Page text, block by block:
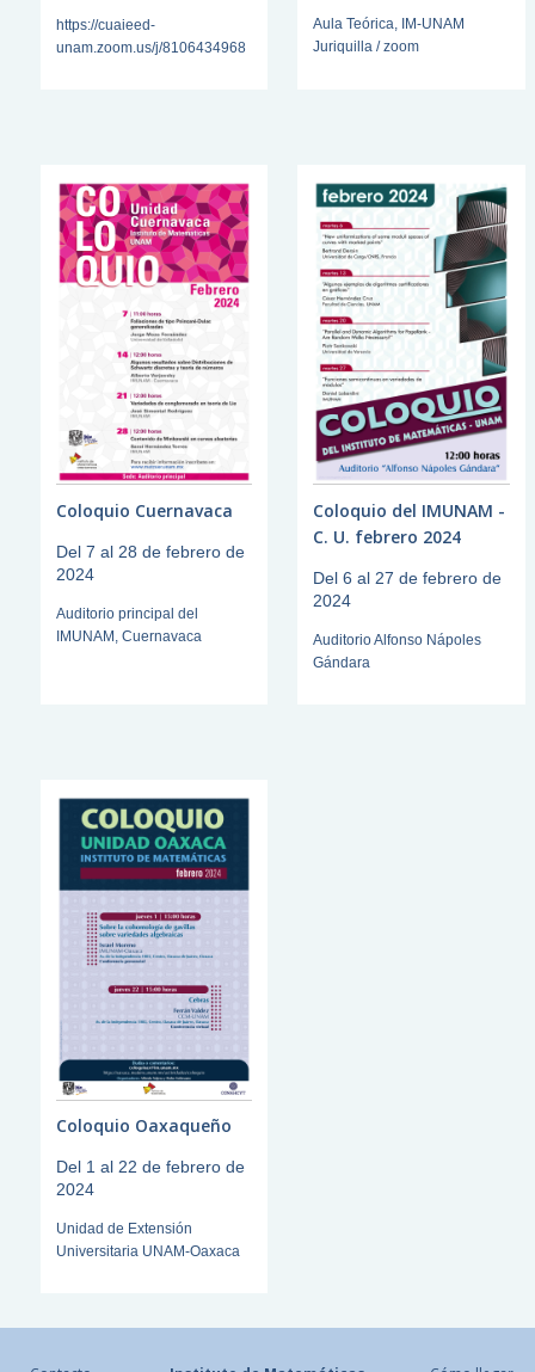
https://cuaieed-
unam.zoom.us/j/8106434968
Aula Teórica, IM-UNAM
Juriquilla / zoom
Coloquio Cuernavaca
Del 7 al 28 de febrero de
2024
Auditorio principal del
IMUNAM, Cuernavaca
Coloquio del IMUNAM -
C. U. febrero 2024
Del 6 al 27 de febrero de
2024
Auditorio Alfonso Nápoles
Gándara
Coloquio Oaxaqueño
Del 1 al 22 de febrero de
2024
Unidad de Extensión
Universitaria UNAM-Oaxaca